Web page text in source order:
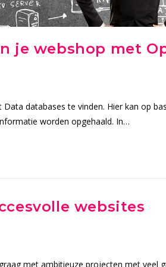
je webshop met
databases te vinden. Hier kan op
worden opgehaald. In…
websites
met ambitieuze projecten met veel